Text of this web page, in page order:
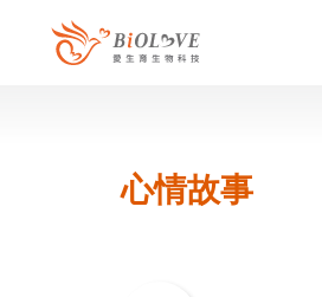
心情故事